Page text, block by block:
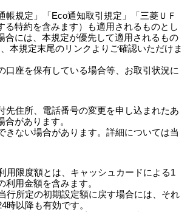
規定」「Eco通知取引規定」「三菱ＵＦ
特約を含みます）も適用されるものとし
合には、本規定が優先して適用されるもの
本規定末尾のリンクよりご確認いただけま
座を保有している場合等、お取引状況に
先住所、電話番号の変更を申し込まれたあ
があります。
ない場合があります。詳細については当
用限度額とは、キャッシュカードによる1
用金額を含みます。
行所定の初期設定額に戻す場合には、それ
以降も有効です。